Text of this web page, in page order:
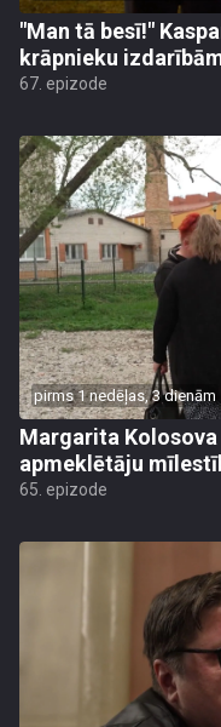
"Man tā besī!"
krāpnieku
67. epizode
pirms 1 nedēļas, 3 dienām
Margarita
apmeklētāju
65. epizode